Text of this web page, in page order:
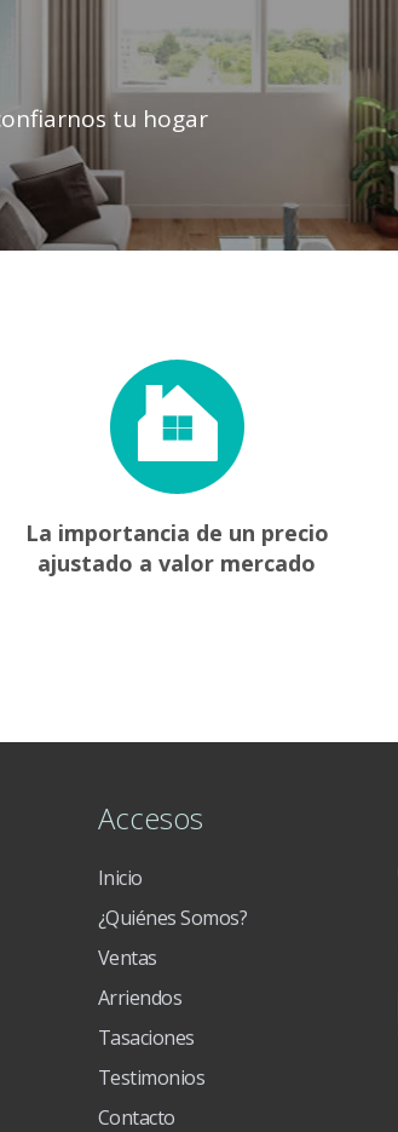
tu hogar
La importancia de un precio
ajustado a valor mercado
Accesos
Inicio
¿Quiénes Somos?
Ventas
Arriendos
Tasaciones
Testimonios
Contacto